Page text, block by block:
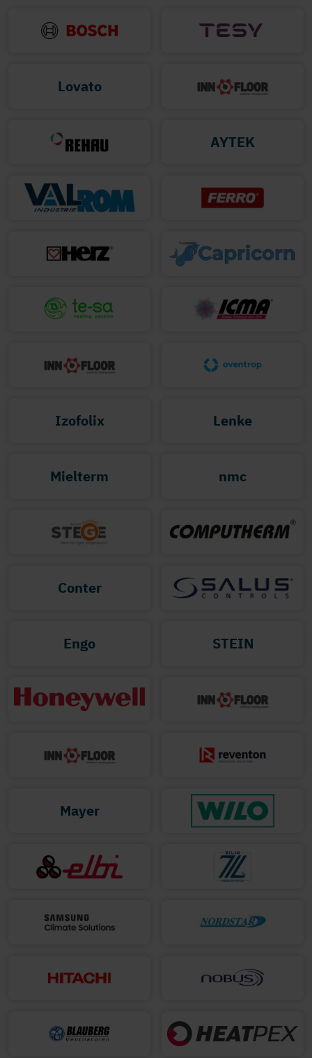
Lovato
AYTEK
Izofolix Lenke
Mielterm nmc
Conter
Engo STEIN
Mayer